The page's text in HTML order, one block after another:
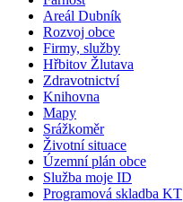
Areál Dubník
Rozvoj obce
Firmy, služby
Hřbitov Žlutava
Zdravotnictví
Knihovna
Mapy
Srážkoměr
Životní situace
Územní plán obce
Služba moje ID
Programová skladba KT